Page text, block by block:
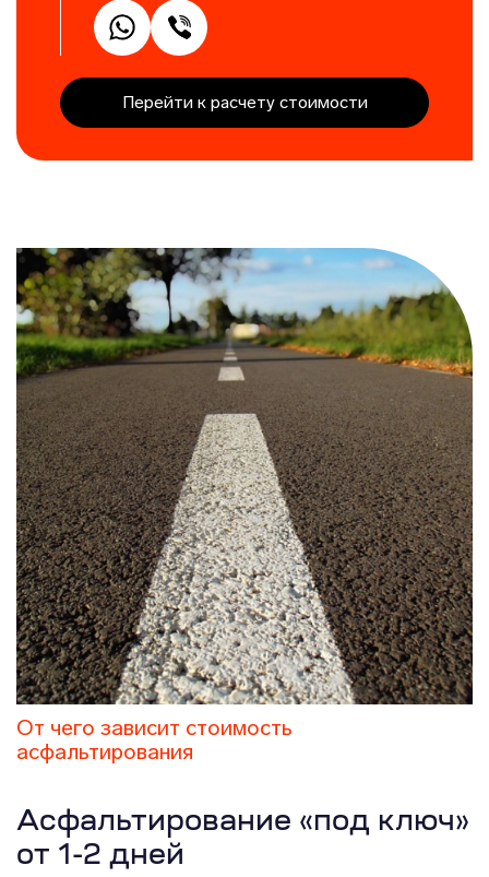
Перейти к расчету стоимости
От чего зависит стоимость
асфальтирования
Асфальтирование «под ключ»
от 1-2 дней